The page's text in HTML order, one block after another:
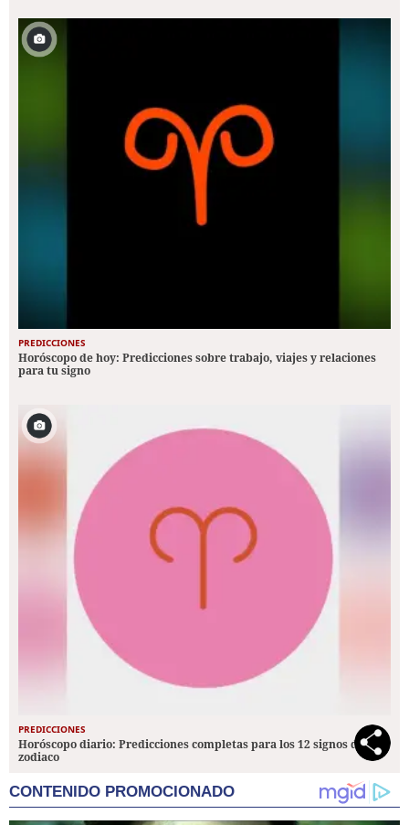
PREDICCIONES
Horóscopo de hoy: Predicciones sobre trabajo, viajes y relaciones
para tu signo
PREDICCIONES
Horóscopo diario: Predicciones completas para los 12 signos del
zodiaco
CONTENIDO PROMOCIONADO